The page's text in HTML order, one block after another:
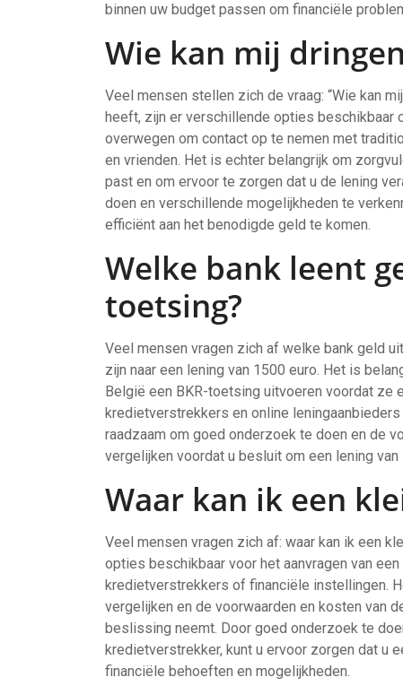
binnen uw budget passen om financiële
Wie kan mij
Veel mensen stellen zich de vraag: “Wie kan
heeft, zijn er verschillende opties beschikbaar
overwegen om contact op te nemen met
en vrienden. Het is echter belangrijk om
past en om ervoor te zorgen dat u de lening
doen en verschillende mogelijkheden te
efficiënt aan het benodigde geld te komen.
Welke bank leent
toetsing?
Veel mensen vragen zich af welke bank geld
zijn naar een lening van 1500 euro. Het is
België een BKR-toetsing uitvoeren voordat ze
kredietverstrekkers en online
raadzaam om goed onderzoek te doen en de
vergelijken voordat u besluit om een lening
Waar kan ik een
Veel mensen vragen zich af: waar kan ik een
opties beschikbaar voor het aanvragen van
kredietverstrekkers of financiële instellingen.
vergelijken en de voorwaarden en kosten van
beslissing neemt. Door goed onderzoek te
kredietverstrekker, kunt u ervoor zorgen dat u
financiële behoeften en mogelijkheden.